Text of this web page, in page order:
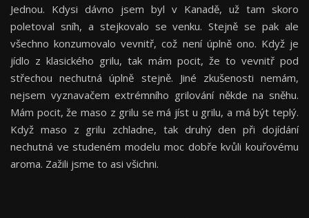
Jednou. Kdysi dávno jsem byl v Kanadě, už tam skoro
poletoval sníh, a stejkovalo se venku. Stejně se pak ale
všechno konzumovalo vevnitř, což není úplně ono. Když je
jídlo z klasického grilu, tak mám pocit, že to vevnitř pod
střechou nechutná úplně stejně. Jiné zkušenosti nemám,
nejsem vyznavačem extrémního grilování někde na sněhu.
Mám pocit, že maso z grilu se má jíst u grilu, a má být teplý.
Když maso z grilu zchladne, tak druhý den při dojídání
nechutná ve studeném modelu moc dobře kvůli kouřovému
aroma. Zažili jsme to asi všichni.